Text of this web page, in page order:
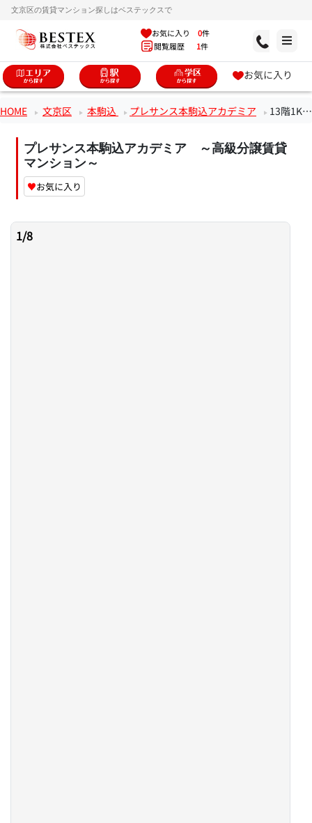
文京区の賃貸マンション探しはベステックスで
お気に入り 0件
閲覧履歴 1件
お気に入り
HOME 文京区 本駒込 プレサンス本駒込アカデミア 13階1Kのお部屋
プレサンス本駒込アカデミア ～高級分譲賃貸
マンション～
♥お気に入り
1/8